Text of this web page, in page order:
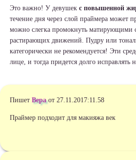
Это важно! У девушек с повышенной
течение дня через слой праймера может
можно слегка промокнуть матирующими
растирающих движений. Пудру или
категорически не рекомендуется! Эти
лице, и тогда придется долго исправлять
Пишет Вераот 27.11.2017:11.58
Праймер подходит для макияжа век